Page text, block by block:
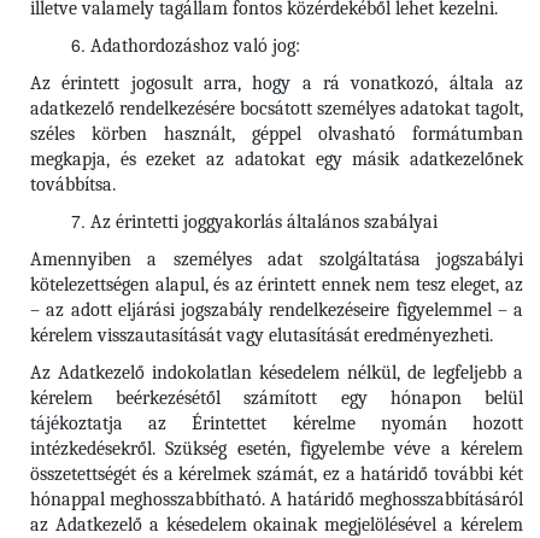
illetve valamely tagállam fontos közérdekéből lehet kezelni.
Adathordozáshoz való jog:
Az érintett jogosult arra, hogy a rá vonatkozó, általa az
adatkezelő rendelkezésére bocsátott személyes adatokat tagolt,
széles körben használt, géppel olvasható formátumban
megkapja, és ezeket az adatokat egy másik adatkezelőnek
továbbítsa.
Az érintetti joggyakorlás általános szabályai
Amennyiben a személyes adat szolgáltatása jogszabályi
kötelezettségen alapul, és az érintett ennek nem tesz eleget, az
– az adott eljárási jogszabály rendelkezéseire figyelemmel – a
kérelem visszautasítását vagy elutasítását eredményezheti.
Az Adatkezelő indokolatlan késedelem nélkül, de legfeljebb a
kérelem beérkezésétől számított egy hónapon belül
tájékoztatja az Érintettet kérelme nyomán hozott
intézkedésekről. Szükség esetén, figyelembe véve a kérelem
összetettségét és a kérelmek számát, ez a határidő további két
hónappal meghosszabbítható. A határidő meghosszabbításáról
az Adatkezelő a késedelem okainak megjelölésével a kérelem